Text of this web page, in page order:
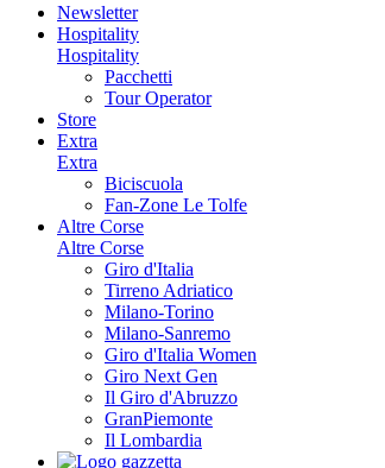
Newsletter
Hospitality
Hospitality
Pacchetti
Tour Operator
Store
Extra
Extra
Biciscuola
Fan-Zone Le Tolfe
Altre Corse
Altre Corse
Giro d'Italia
Tirreno Adriatico
Milano-Torino
Milano-Sanremo
Giro d'Italia Women
Giro Next Gen
Il Giro d'Abruzzo
GranPiemonte
Il Lombardia